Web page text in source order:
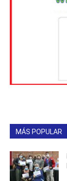
MÁS POPULAR